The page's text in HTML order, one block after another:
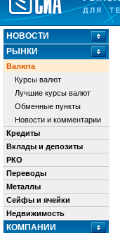
НОВОСТИ
РЫНКИ
Валюта
Курсы валют
Лучшие курсы валют
Обменные пункты
Новости и комментарии
Кредиты
Вклады и депозиты
РКО
Переводы
Металлы
Сейфы и ячейки
Недвижимость
КОМПАНИИ